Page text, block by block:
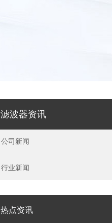
滤波器资讯
公司新闻
行业新闻
热点资讯